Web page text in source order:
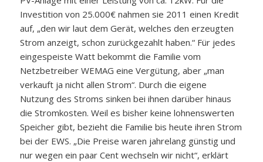
Investition von 25.000€ nahmen sie 2011 einen Kredit
auf, „den wir laut dem Gerät, welches den erzeugten
Strom anzeigt, schon zurückgezahlt haben.“ Für jedes
eingespeiste Watt bekommt die Familie vom
Netzbetreiber WEMAG eine Vergütung, aber „man
verkauft ja nicht allen Strom“. Durch die eigene
Nutzung des Stroms sinken bei ihnen darüber hinaus
die Stromkosten. Weil es bisher keine lohnenswerten
Speicher gibt, bezieht die Familie bis heute ihren Strom
bei der EWS. „Die Preise waren jahrelang günstig und
nur wegen ein paar Cent wechseln wir nicht“, erklärt